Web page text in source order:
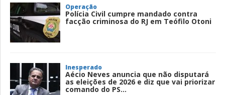
Operação
Polícia Civil cumpre mandado contra
facção criminosa do RJ em Teófilo Otoni
Inesperado
Aécio Neves anuncia que não disputará
as eleições de 2026 e diz que vai priorizar
comando do PS...